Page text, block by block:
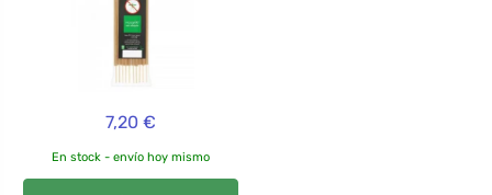
7,20 €
En stock - envío hoy mismo